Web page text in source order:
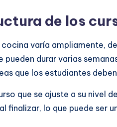
de los
varía ampliamente,
pueden durar varias
que los estudiantes
que se ajuste a su nivel
finalizar, lo que puede ser